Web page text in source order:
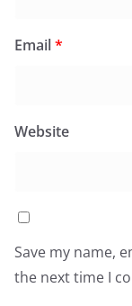
Email*
Website
Save my name,
the next time I